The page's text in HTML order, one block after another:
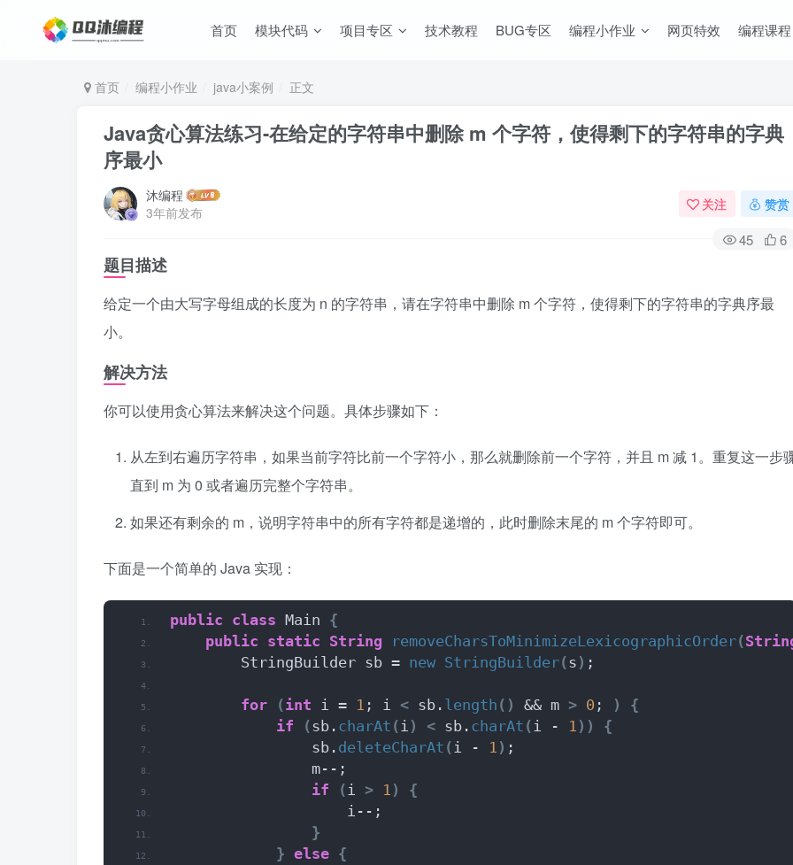
首页 模块代码 项目专区 技术教程 BUG专区 编程小作业 网页特效 编程课程
首页 编程小作业 java小案例 正文
Java贪心算法练习-在给定的字符串中删除 m 个字符，使得剩下的字符串的字典
序最小
沐编程
3年前发布
关注 赞赏
45 6
题目描述
给定一个由大写字母组成的长度为 n 的字符串，请在字符串中删除 m 个字符，使得剩下的字符串的字典序最
小。
解决方法
你可以使用贪心算法来解决这个问题。具体步骤如下：
从左到右遍历字符串，如果当前字符比前一个字符小，那么就删除前一个字符，并且 m 减 1。重复这一步
直到 m 为 0 或者遍历完整个字符串。
如果还有剩余的 m，说明字符串中的所有字符都是递增的，此时删除末尾的 m 个字符即可。
下面是一个简单的 Java 实现：
public class Main {
public static String removeCharsToMinimizeLexicographicOrder(
        StringBuilder sb =
new StringBuilder(s ) ;
for (int i = 1 ; i < sb. length () && m > 0 ; )
{
if
(sb. charAt (i ) < sb. charAt (i - 1 ))
{
                sb.
deleteCharAt (i - 1 ) ;
                m--;
if
(i > 1 )
{
                    i--;
}
} else {